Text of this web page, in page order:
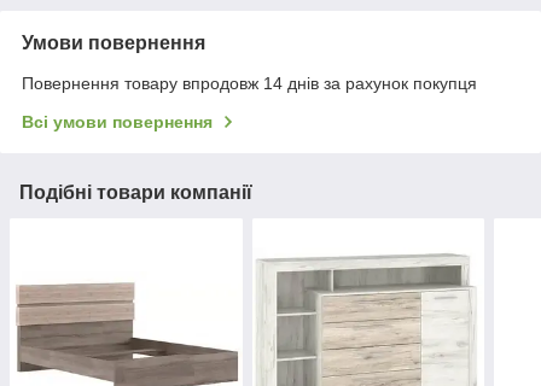
Умови повернення
Повернення товару впродовж 14 днів за рахунок покупця
Всі умови повернення
Подібні товари компанії